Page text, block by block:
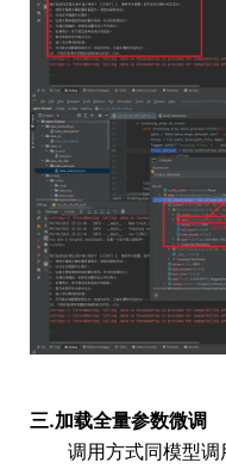
三.加载全量参数微调
调用方式同模型调